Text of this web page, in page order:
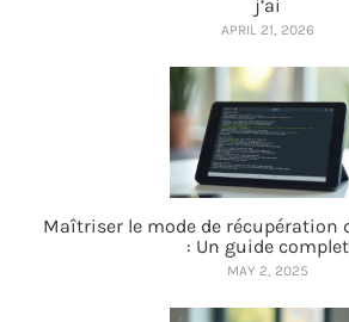
j’ai
APRIL 21, 2026
Maîtriser le mode de récupération
: Un guide complet
MAY 2, 2025